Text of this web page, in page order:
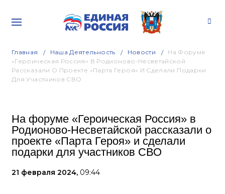
Главная Наша Деятельность Новости
На Форуме
«Героическая Россия» В Родионово-Несветайской
Рассказали О Проекте «Парта Героя» И Сделали Подарки
Для Участников СВО
На форуме «Героическая Россия» в
Родионово-Несветайской рассказали о
проекте «Парта Героя» и сделали
подарки для участников СВО
21 февраля 2024, 09:44